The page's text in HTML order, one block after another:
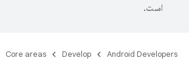
است.
Android Developers
Develop
Core areas